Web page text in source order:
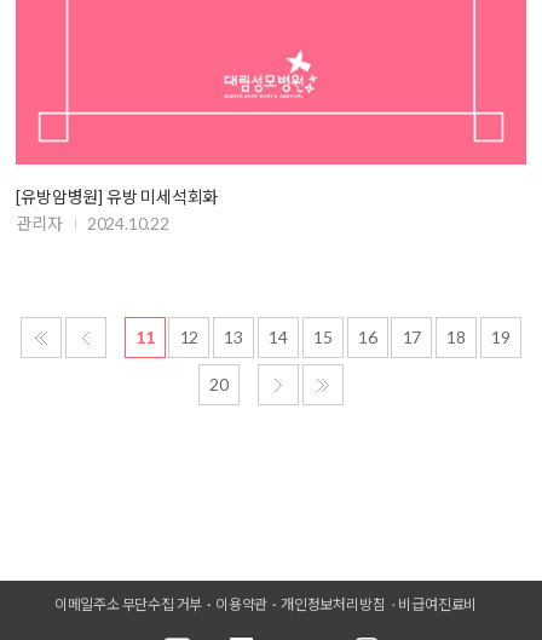
[유방암병원] 유방 미세석회화
관리자
2024.10.22
11 12 13 14 15 16 17 18 19
20
이메일주소 무단수집 거부 이용약관 개인정보처리방침 비급여진료비